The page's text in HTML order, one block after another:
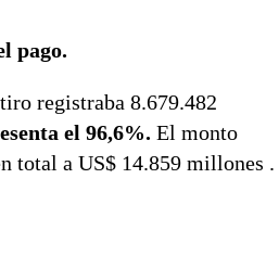
pago.
registraba 8.679.482
el 96,6%. El monto
total a US$ 14.859 millones .